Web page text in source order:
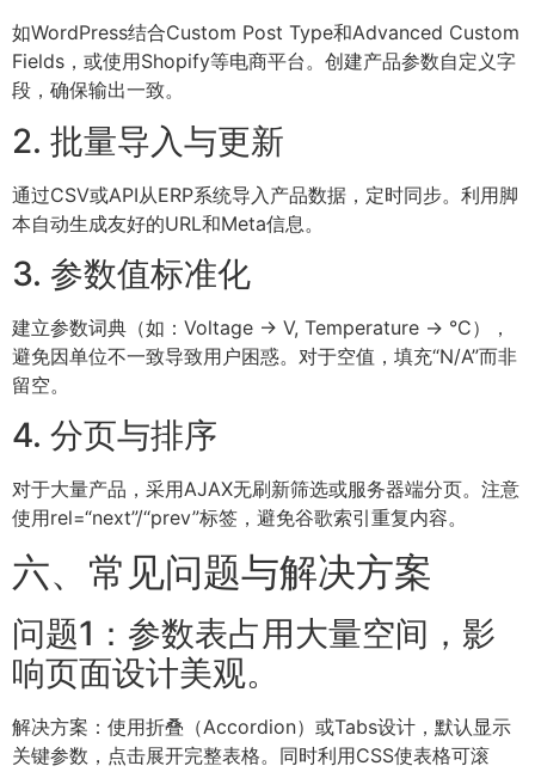
如WordPress结合Custom Post Type和Advanced Custom
Fields，或使用Shopify等电商平台。创建产品参数自定义字
段，确保输出一致。
2. 批量导入与更新
通过CSV或API从ERP系统导入产品数据，定时同步。利用脚
本自动生成友好的URL和Meta信息。
3. 参数值标准化
建立参数词典（如：Voltage -> V, Temperature -> °C），
避免因单位不一致导致用户困惑。对于空值，填充“N/A”而非
留空。
4. 分页与排序
对于大量产品，采用AJAX无刷新筛选或服务器端分页。注意
使用rel=“next”/“prev”标签，避免谷歌索引重复内容。
六、常见问题与解决方案
问题1：参数表占用大量空间，影
响页面设计美观。
解决方案：使用折叠（Accordion）或Tabs设计，默认显示
关键参数，点击展开完整表格。同时利用CSS使表格可滚